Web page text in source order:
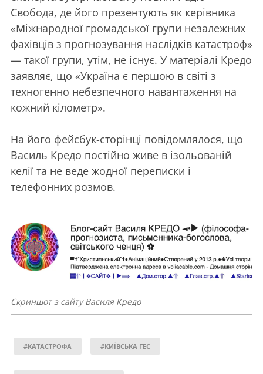
Свобода, де його презентують як керівника
«Міжнародної громадської групи незалежних
фахівців з прогнозування наслідків катастроф»
— такої групи, утім, не існує. У матеріалі Кредо
заявляє, що «Україна є першою в світі з
техногенно небезпечного навантаження на
кожний кілометр».
На його фейсбук-сторінці повідомлялося, що
Василь Кредо постійно живе в ізольованій
келії та не веде жодної переписки і
телефонних розмов.
Скриншот з сайту Василя Кредо
#КАТАСТРОФА #КИЇВСЬКА ГЕС